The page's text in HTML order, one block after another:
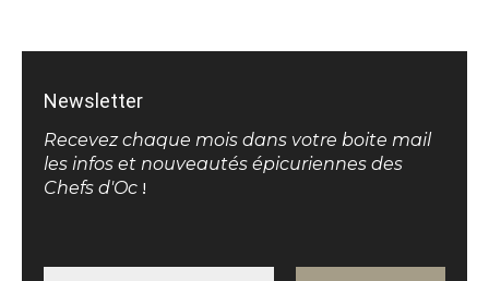
Newsletter
Recevez chaque mois dans votre boite mail
les infos et nouveautés épicuriennes des
Chefs d'Oc !